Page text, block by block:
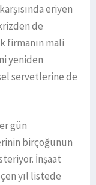
eriyen
de
firmanın mali
yeniden
servetlerine de
gün
birçoğunun
İnşaat
yıl listede